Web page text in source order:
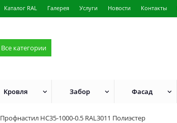
Каталог RAL Галерея Услуги Новости Контакты
Все категории
Кровля Забор Фасад
Профнастил НС35-1000-0.5 RAL3011 Полиэстер